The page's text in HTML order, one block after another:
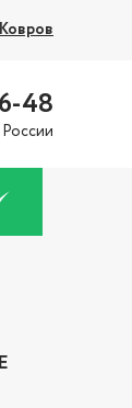
Ковров
48